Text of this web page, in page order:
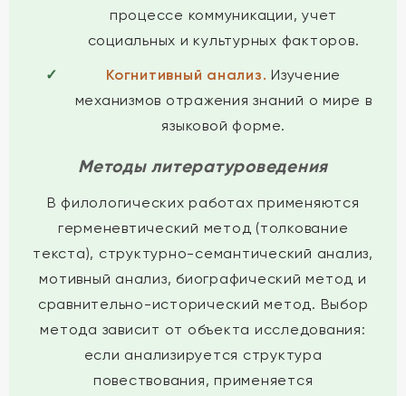
процессе коммуникации, учет
социальных и культурных факторов.
Когнитивный анализ. Изучение
механизмов отражения знаний о мире в
языковой форме.
Методы литературоведения
В филологических работах применяются
герменевтический метод (толкование
текста), структурно-семантический анализ,
мотивный анализ, биографический метод и
сравнительно-исторический метод. Выбор
метода зависит от объекта исследования:
если анализируется структура
повествования, применяется